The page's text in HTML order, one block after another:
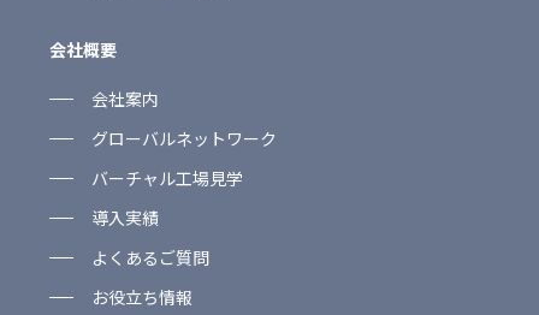
会社概要
会社案内
グローバルネットワーク
バーチャル工場見学
導入実績
よくあるご質問
お役立ち情報